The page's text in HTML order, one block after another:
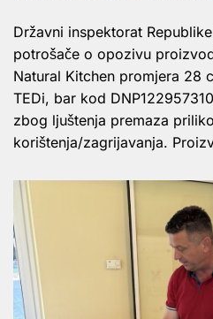
Državni inspektorat
potrošače o opozivu
Natural Kitchen promjera 28
TEDi, bar kod
zbog ljuštenja premaza
korištenja/zagrijavanja.